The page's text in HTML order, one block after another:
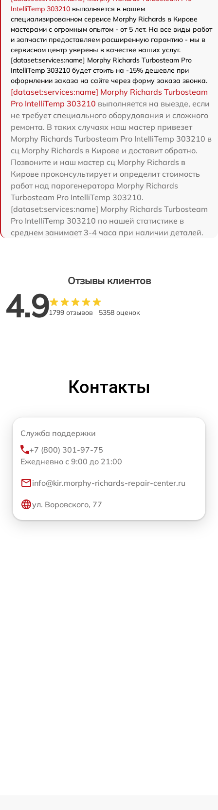
IntelliTemp 303210 выполняется в нашем
специализированном сервисе Morphy Richards в Кирове
мастерами с огромным опытом - от 5 лет. На все виды работ
и запчасти предоставляем расширенную гарантию - мы в
сервисном центр уверены в качестве наших услуг.
[dataset:services:name] Morphy Richards Turbosteam Pro
IntelliTemp 303210 будет стоить на -15% дешевле при
оформлении заказа на сайте через форму заказа звонка.
[dataset:services:name] Morphy Richards Turbosteam
Pro IntelliTemp 303210 выполняется на выезде, если
не требует специального оборудования и сложного
ремонта. В таких случаях наш мастер привезет
Morphy Richards Turbosteam Pro IntelliTemp 303210 в
сц Morphy Richards в Кирове и доставит обратно.
Позвоните и наш мастер сц Morphy Richards в
Кирове проконсультирует и определит стоимость
работ над парогенератора Morphy Richards
Turbosteam Pro IntelliTemp 303210.
[dataset:services:name] Morphy Richards Turbosteam
Pro IntelliTemp 303210 по нашей статистике в
среднем занимает 3-4 часа при наличии деталей.
Отзывы клиентов
4.91799 отзывов 5358 оценок
Контакты
Служба поддержки
+7 (800) 301-97-75
Ежедневно с 9:00 до 21:00
info@kir.morphy-richards-repair-center.ru
ул. Воровского, 77